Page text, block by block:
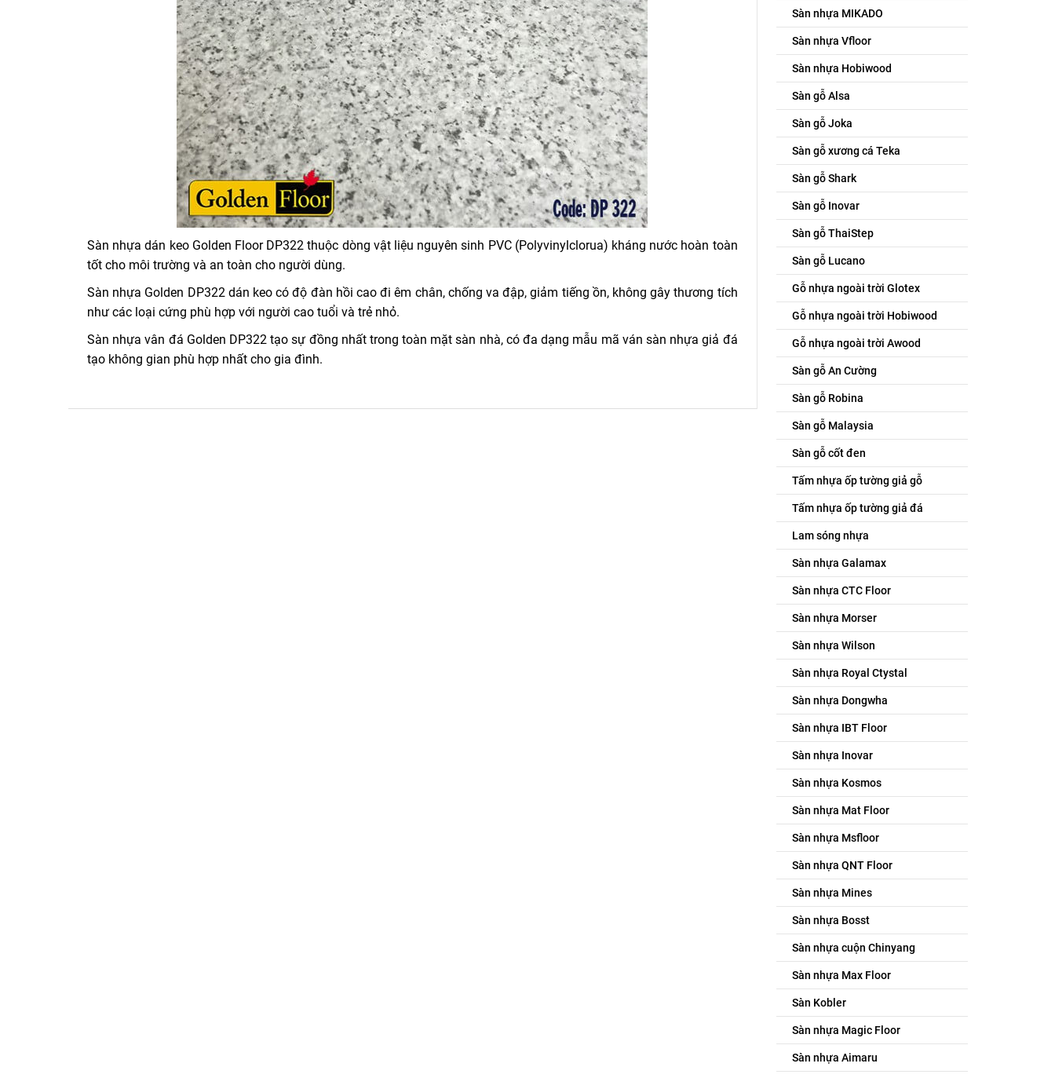
Sàn nhựa dán keo Golden Floor DP322 thuộc dòng vật liệu nguyên sinh PVC (Polyvinylclorua) kháng nước hoàn toàn
tốt cho môi trường và an toàn cho người dùng.
Sàn nhựa Golden DP322 dán keo có độ đàn hồi cao đi êm chân, chống va đập, giảm tiếng ồn, không gây thương tích
như các loại cứng phù hợp với người cao tuổi và trẻ nhỏ.
Sàn nhựa vân đá Golden DP322 tạo sự đồng nhất trong toàn mặt sàn nhà, có đa dạng mẫu mã ván sàn nhựa giả đá
tạo không gian phù hợp nhất cho gia đình.
Sàn nhựa MIKADO
Sàn nhựa Vfloor
Sàn nhựa Hobiwood
Sàn gỗ Alsa
Sàn gỗ Joka
Sàn gỗ xương cá Teka
Sàn gỗ Shark
Sàn gỗ Inovar
Sàn gỗ ThaiStep
Sàn gỗ Lucano
Gỗ nhựa ngoài trời Glotex
Gỗ nhựa ngoài trời Hobiwood
Gỗ nhựa ngoài trời Awood
Sàn gỗ An Cường
Sàn gỗ Robina
Sàn gỗ Malaysia
Sàn gỗ cốt đen
Tấm nhựa ốp tường giả gỗ
Tấm nhựa ốp tường giả đá
Lam sóng nhựa
Sàn nhựa Galamax
Sàn nhựa CTC Floor
Sàn nhựa Morser
Sàn nhựa Wilson
Sàn nhựa Royal Ctystal
Sàn nhựa Dongwha
Sàn nhựa IBT Floor
Sàn nhựa Inovar
Sàn nhựa Kosmos
Sàn nhựa Mat Floor
Sàn nhựa Msfloor
Sàn nhựa QNT Floor
Sàn nhựa Mines
Sàn nhựa Bosst
Sàn nhựa cuộn Chinyang
Sàn nhựa Max Floor
Sàn Kobler
Sàn nhựa Magic Floor
Sàn nhựa Aimaru